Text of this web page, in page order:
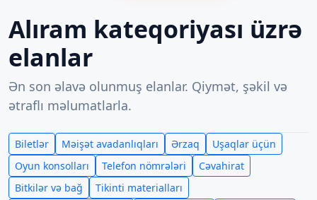
Alıram kateqoriyası üzrə
elanlar
Ən son əlavə olunmuş elanlar. Qiymət, şəkil və
ətraflı məlumatlarla.
Biletlər Məişət avadanlıqları Ərzaq
Uşaqlar üçün
Oyun konsolları
Telefon nömrələri
Cəvahirat
Bitkilər və bağ
Tikinti materialları